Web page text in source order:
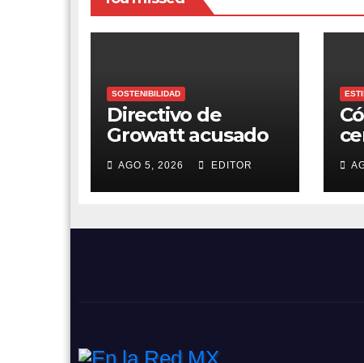
SOSTENIBILIDAD
Directivo de
Growatt acusado
Australia
AGO 5, 2026 EDITOR